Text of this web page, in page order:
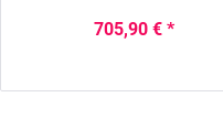
705,90 € *